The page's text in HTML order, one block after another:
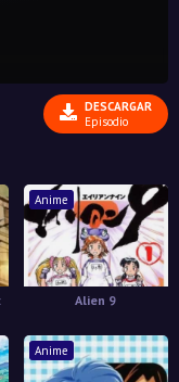
DESCARGAR
Episodio
Anime
Alien 9
Anime